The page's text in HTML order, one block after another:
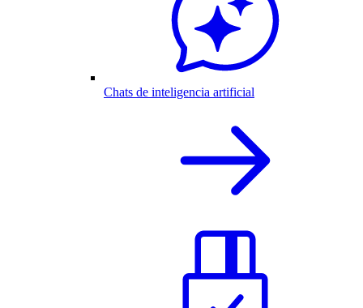
Chats de inteligencia artificial